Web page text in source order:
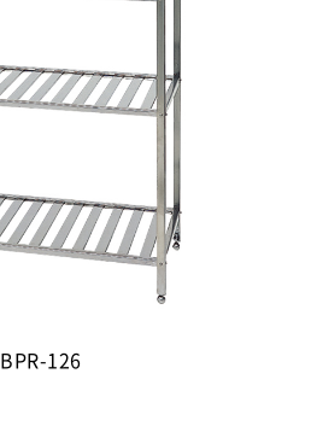
BPR-126